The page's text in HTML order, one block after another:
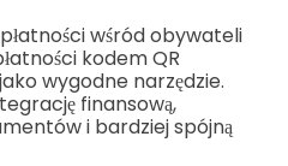
wśród obywateli
kodem QR
wygodne narzędzie.
finansową,
i bardziej spójną